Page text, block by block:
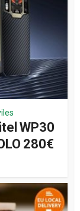
WP30
280€